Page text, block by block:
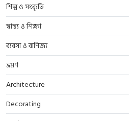
শিল্প ও সংকৃতি
স্বাস্থ্য ও শিক্ষা
ব্যবসা ও বাণিজ্য
ভ্রমণ
Architecture
Decorating